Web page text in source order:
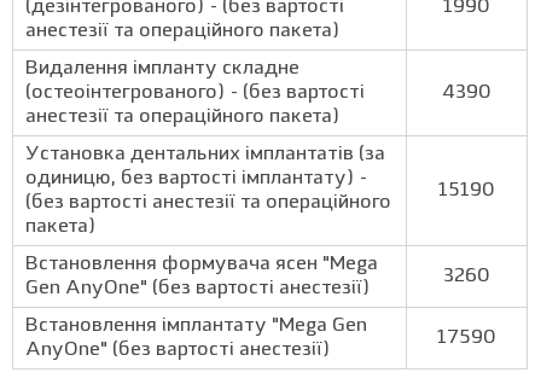
(дезінтегрованого) - (без вартості
анестезії та операційного пакета)
1990
Видалення імпланту складне
(остеоінтегрованого) - (без вартості
анестезії та операційного пакета)
4390
Установка дентальних імплантатів (за
одиницю, без вартості імплантату) -
(без вартості анестезії та операційного
пакета)
15190
Встановлення формувача ясен "Mega
Gen AnyOne" (без вартості анестезії)
3260
Встановлення імплантату "Mega Gen
AnyOne" (без вартості анестезії)
17590